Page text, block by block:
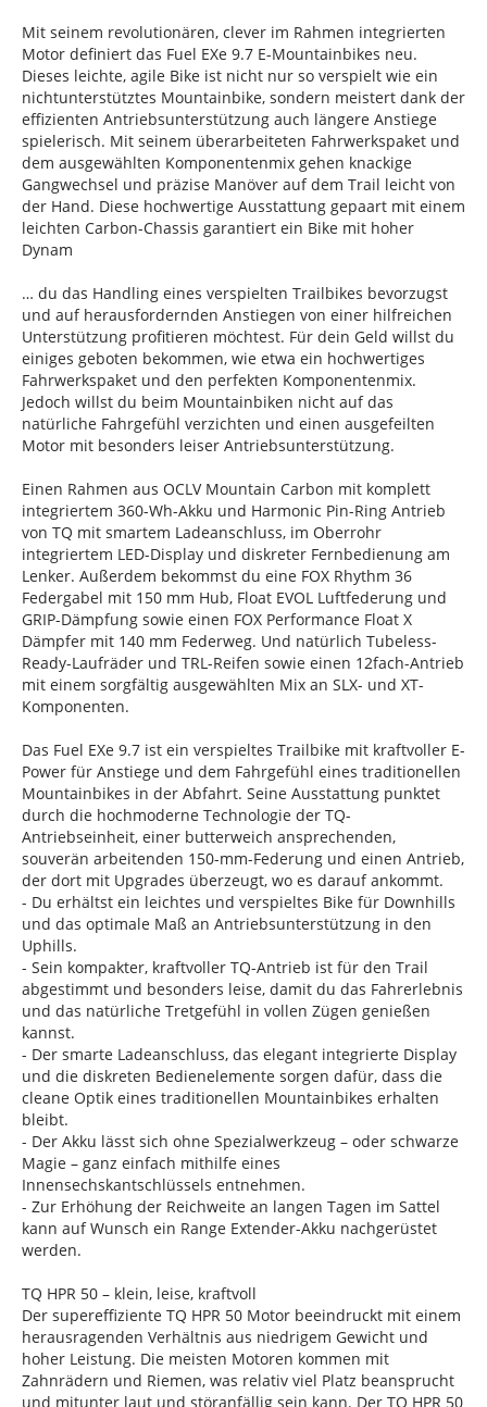
Mit seinem revolutionären, clever im Rahmen integrierten
Motor definiert das Fuel EXe 9.7 E-Mountainbikes neu.
Dieses leichte, agile Bike ist nicht nur so verspielt wie ein
nichtunterstütztes Mountainbike, sondern meistert dank der
effizienten Antriebsunterstützung auch längere Anstiege
spielerisch. Mit seinem überarbeiteten Fahrwerkspaket und
dem ausgewählten Komponentenmix gehen knackige
Gangwechsel und präzise Manöver auf dem Trail leicht von
der Hand. Diese hochwertige Ausstattung gepaart mit einem
leichten Carbon-Chassis garantiert ein Bike mit hoher
Dynam
… du das Handling eines verspielten Trailbikes bevorzugst
und auf herausfordernden Anstiegen von einer hilfreichen
Unterstützung profitieren möchtest. Für dein Geld willst du
einiges geboten bekommen, wie etwa ein hochwertiges
Fahrwerkspaket und den perfekten Komponentenmix.
Jedoch willst du beim Mountainbiken nicht auf das
natürliche Fahrgefühl verzichten und einen ausgefeilten
Motor mit besonders leiser Antriebsunterstützung.
Einen Rahmen aus OCLV Mountain Carbon mit komplett
integriertem 360-Wh-Akku und Harmonic Pin-Ring Antrieb
von TQ mit smartem Ladeanschluss, im Oberrohr
integriertem LED-Display und diskreter Fernbedienung am
Lenker. Außerdem bekommst du eine FOX Rhythm 36
Federgabel mit 150 mm Hub, Float EVOL Luftfederung und
GRIP-Dämpfung sowie einen FOX Performance Float X
Dämpfer mit 140 mm Federweg. Und natürlich Tubeless-
Ready-Laufräder und TRL-Reifen sowie einen 12fach-Antrieb
mit einem sorgfältig ausgewählten Mix an SLX- und XT-
Komponenten.
Das Fuel EXe 9.7 ist ein verspieltes Trailbike mit kraftvoller E-
Power für Anstiege und dem Fahrgefühl eines traditionellen
Mountainbikes in der Abfahrt. Seine Ausstattung punktet
durch die hochmoderne Technologie der TQ-
Antriebseinheit, einer butterweich ansprechenden,
souverän arbeitenden 150-mm-Federung und einen Antrieb,
der dort mit Upgrades überzeugt, wo es darauf ankommt.
- Du erhältst ein leichtes und verspieltes Bike für Downhills
und das optimale Maß an Antriebsunterstützung in den
Uphills.
- Sein kompakter, kraftvoller TQ-Antrieb ist für den Trail
abgestimmt und besonders leise, damit du das Fahrerlebnis
und das natürliche Tretgefühl in vollen Zügen genießen
kannst.
- Der smarte Ladeanschluss, das elegant integrierte Display
und die diskreten Bedienelemente sorgen dafür, dass die
cleane Optik eines traditionellen Mountainbikes erhalten
bleibt.
- Der Akku lässt sich ohne Spezialwerkzeug – oder schwarze
Magie – ganz einfach mithilfe eines
Innensechskantschlüssels entnehmen.
- Zur Erhöhung der Reichweite an langen Tagen im Sattel
kann auf Wunsch ein Range Extender-Akku nachgerüstet
werden.
TQ HPR 50 – klein, leise, kraftvoll
Der supereffiziente TQ HPR 50 Motor beeindruckt mit einem
herausragenden Verhältnis aus niedrigem Gewicht und
hoher Leistung. Die meisten Motoren kommen mit
Zahnrädern und Riemen, was relativ viel Platz beansprucht
und mitunter laut und störanfällig sein kann. Der TQ HPR 50